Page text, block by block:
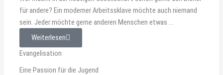
für andere? Ein moderner Arbeitssklave möchte auch niemand
sein. Jeder möchte gerne anderen Menschen etwas ...
Weiterlesen
Evangelisation
Eine Passion für die Jugend